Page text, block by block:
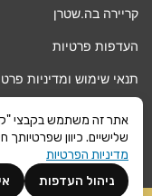
קריירה בה.שטרן
העדפות פרטיות
תנאי שימוש ומדיניות
החלפה/החזרה/ביטול עסקה
אחריות
משלוחים
אתר זה משתמש בקבצי
שלישיים. כיוון
מדיניות הפרטיות
ניהול העדפות